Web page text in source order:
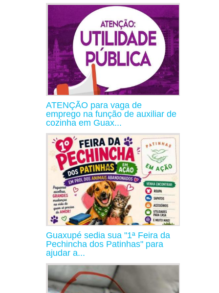
ATENÇÃO para vaga de
emprego na função de auxiliar de
cozinha em Guax...
Guaxupé sedia sua "1ª Feira da
Pechincha dos Patinhas" para
ajudar a...